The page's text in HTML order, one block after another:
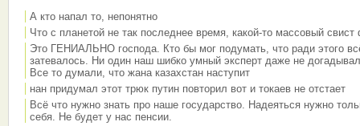
А кто напал то, непонятно
Что с планетой не так последнее время, какой-то массовый свист
Это ГЕНИАЛЬНО господа. Кто бы мог подумать, что ради этого
затевалось. Ни один наш шибко умный эксперт даже не
Все то думали, что жана казахстан наступит
нан придумал этот трюк путин повторил вот и токаев не отстает
Всё что нужно знать про наше государство. Надеяться нужно
себя. Не будет у нас пенсии.